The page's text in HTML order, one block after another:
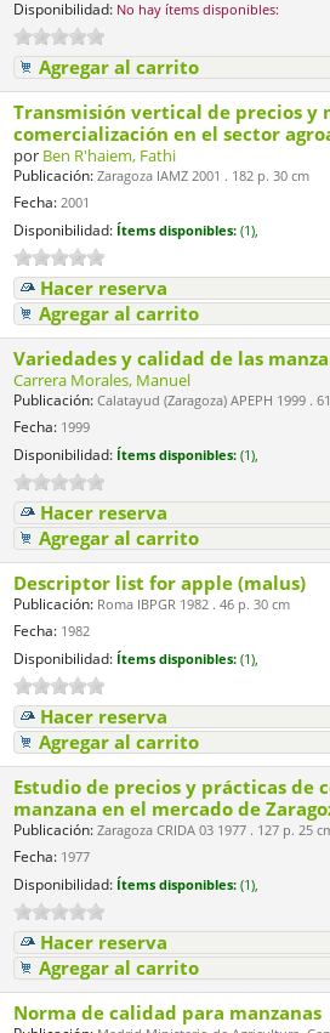
Disponibilidad: No hay ítems disponibles:
Agregar al carrito
Transmisión vertical de precios y
comercialización en el sector
por Ben R'haiem, Fathi
Publicación: Zaragoza IAMZ 2001 . 182 p. 30 cm
Fecha: 2001
Disponibilidad: Ítems disponibles: (1),
Hacer reserva
Agregar al carrito
Variedades y calidad de las
Carrera Morales, Manuel
Publicación: Calatayud (Zaragoza) APEPH 1999 .
Fecha: 1999
Disponibilidad: Ítems disponibles: (1),
Hacer reserva
Agregar al carrito
Descriptor list for apple (malus)
Publicación: Roma IBPGR 1982 . 46 p. 30 cm
Fecha: 1982
Disponibilidad: Ítems disponibles: (1),
Hacer reserva
Agregar al carrito
Estudio de precios y prácticas de
manzana en el mercado de
Publicación: Zaragoza CRIDA 03 1977 . 127 p. 25
Fecha: 1977
Disponibilidad: Ítems disponibles: (1),
Hacer reserva
Agregar al carrito
Norma de calidad para manzanas